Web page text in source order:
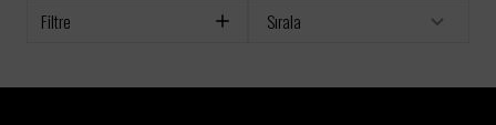
Filtre Sırala